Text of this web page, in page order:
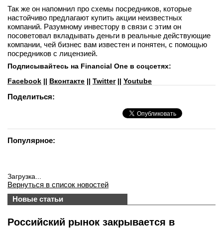
Так же он напомнил про схемы посредников, которые
настойчиво предлагают купить акции неизвестных
компаний. Разумному инвестору в связи с этим он
посоветовал вкладывать деньги в реальные действующие
компании, чей бизнес вам известен и понятен, с помощью
посредников с лицензией.
Подписывайтесь на Financial One в соцсетях:
Facebook || Вконтакте || Twitter|| Youtube
Поделиться:
Популярное:
Загрузка...
Вернуться в список новостей
Новые статьи
Российский рынок закрывается в